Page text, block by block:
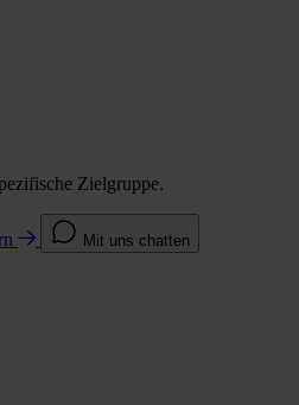
Zielgruppe.
Mit uns chatten